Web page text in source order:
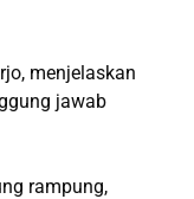
menjelaskan
jawab
rampung,